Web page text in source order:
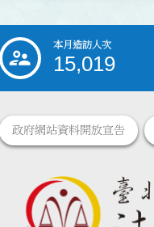
::: 本月造訪人次
15,019
政府網站資料開放宣告